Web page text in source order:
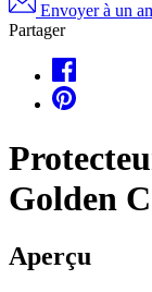
Envoyer à un
Partager
Golden
Aperçu